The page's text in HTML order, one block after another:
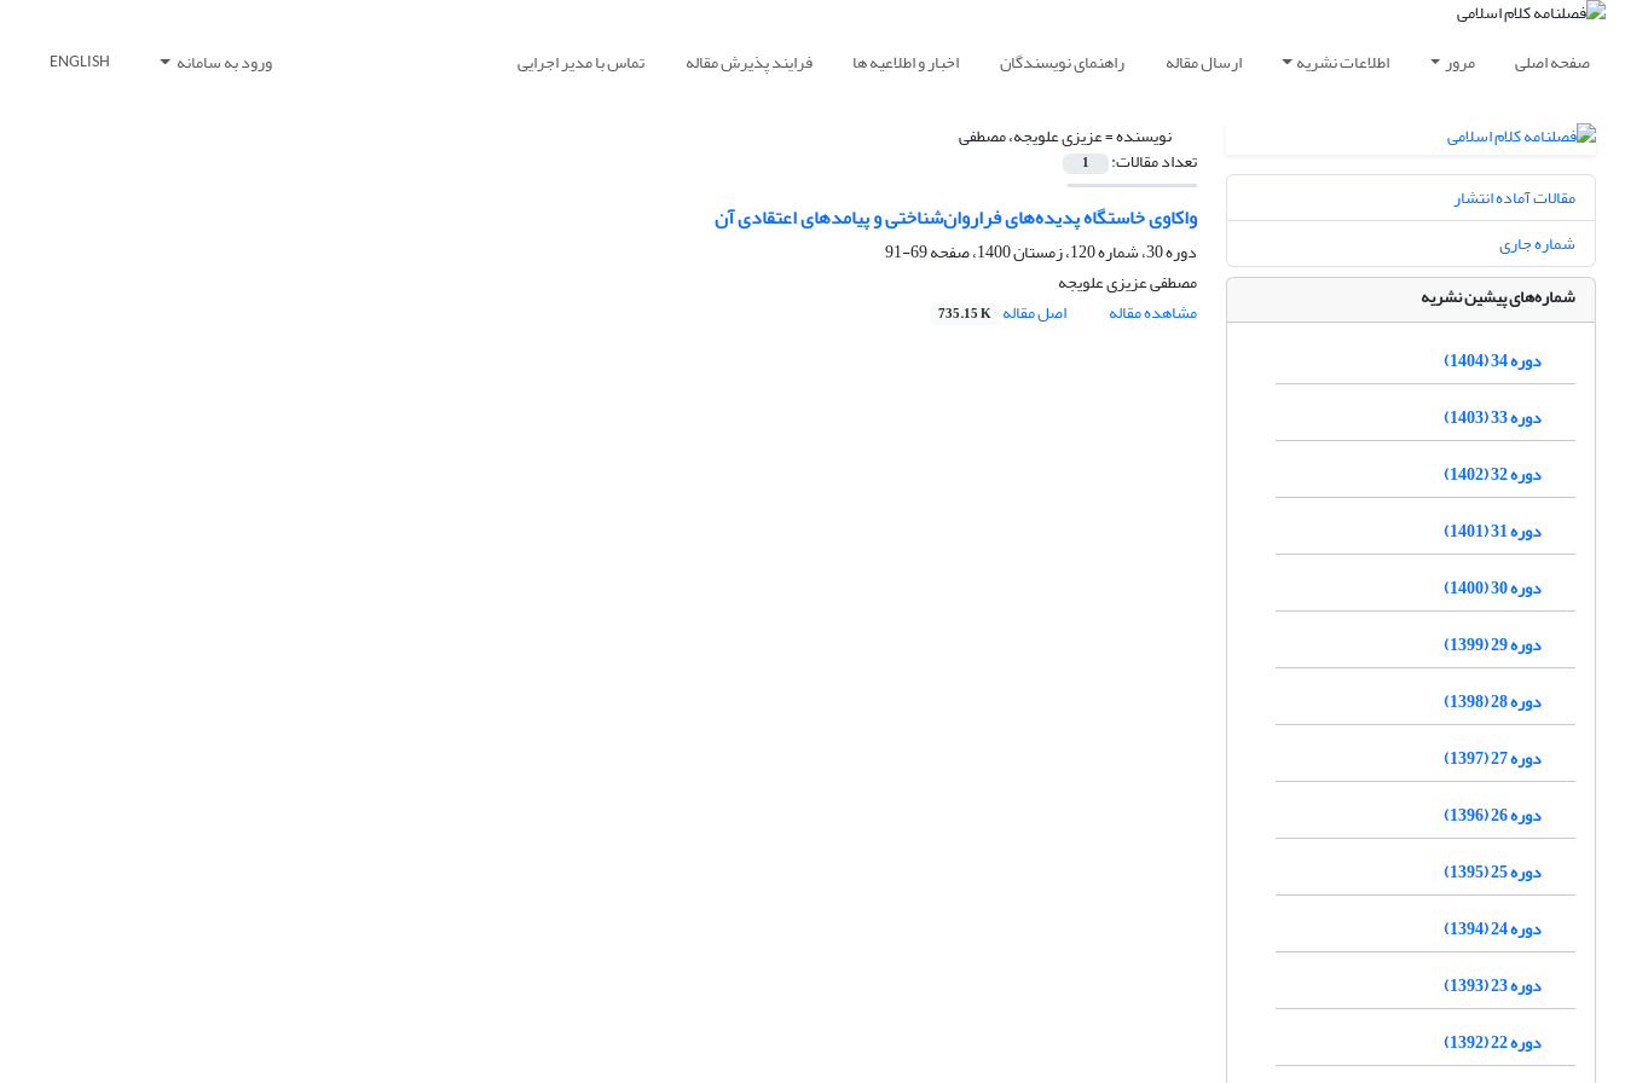
صفحه اصلی مرور اطلاعات نشریه ارسال مقاله راهنمای نویسندگان اخبار و اطلاعیه ها فرایند پذیرش مقاله تماس با مدیر اجرایی ورود به سامانه ENGLISH
نویسنده =عزیزی علویجه، مصطفی
تعداد مقالات: 1
واکاوی خاستگاه پدیده‌های فراروان‌شناختی و پیامدهای اعتقادی آن
دوره 30، شماره 120، زمستان 1400، صفحه
69-91
مصطفی عزیزی علویجه
مشاهده مقاله
اصل مقاله 735.15 K
مقالات آماده انتشار
شماره جاری
شماره‌های پیشین نشریه
دوره 34 (1404)
دوره 33 (1403)
دوره 32 (1402)
دوره 31 (1401)
دوره 30 (1400)
دوره 29 (1399)
دوره 28 (1398)
دوره 27 (1397)
دوره 26 (1396)
دوره 25 (1395)
دوره 24 (1394)
دوره 23 (1393)
دوره 22 (1392)